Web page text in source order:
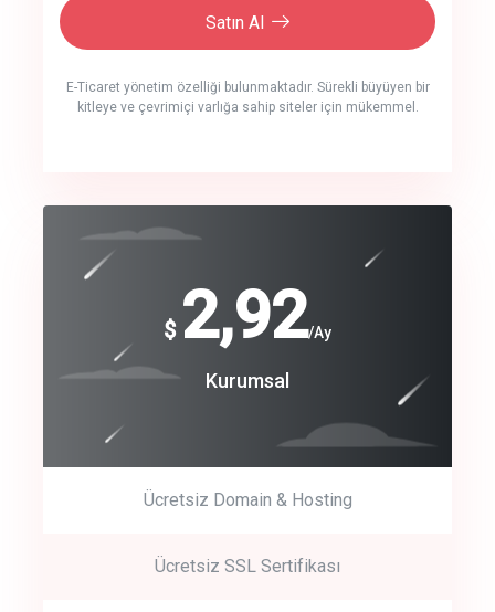
Satın Al
E-Ticaret yönetim özelliği bulunmaktadır. Sürekli büyüyen bir
kitleye ve çevrimiçi varlığa sahip siteler için mükemmel.
crm auto cync
track energy costs
Get Started
Start by trying our service for 30 days free trial no credit card
$ 2,92/Ay
Kurumsal
Ücretsiz Domain & Hosting
Ücretsiz SSL Sertifikası
$
240
Coroprate